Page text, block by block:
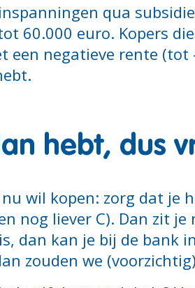
qua
60.000 euro. Kopers
een negatieve rente (tot
hebt, dus
wil kopen: zorg dat
nog liever C). Dan zit
dan kan je bij de bank
zouden we